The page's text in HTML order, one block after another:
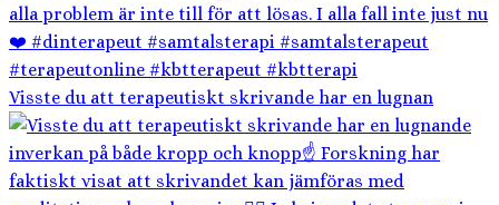
Visste du att terapeutiskt skrivande har en lugnan